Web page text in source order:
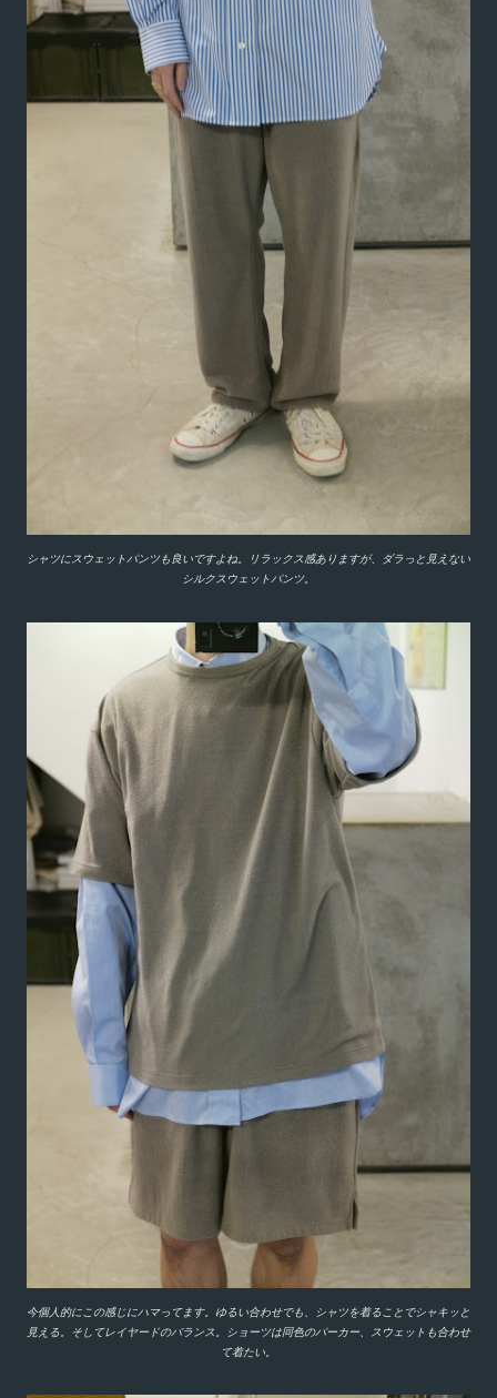
シャツにスウェットパンツも良いですよね。リラックス感ありますが、ダラっと見えない
シルクスウェットパンツ。
今個人的にこの感じにハマってます。ゆるい合わせでも、シャツを着ることでシャキッと
見える。そしてレイヤードのバランス。ショーツは同色のパーカー、スウェットも合わせ
て着たい。